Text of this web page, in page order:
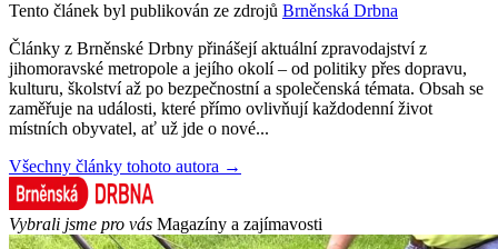
Tento článek byl publikován ze zdrojů Brněnská Drbna
Články z Brněnské Drbny přinášejí aktuální zpravodajství z
jihomoravské metropole a jejího okolí – od politiky přes dopravu,
kulturu, školství až po bezpečnostní a společenská témata. Obsah se
zaměřuje na události, které přímo ovlivňují každodenní život
místních obyvatel, ať už jde o nové...
Všechny články tohoto autora →
Vybrali jsme pro vás Magazíny a zajímavosti